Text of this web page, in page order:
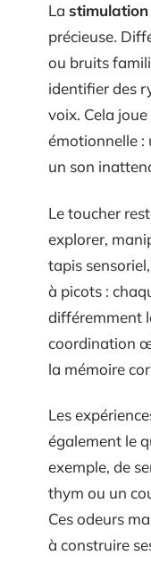
La
précieuse.
ou bruits
identifier des
voix. Cela
émotionnelle :
un son
Le toucher
explorer,
tapis
à picots :
différemment
coordination
la mémoire
Les
également le
exemple, de
thym ou un
Ces odeurs
à construire